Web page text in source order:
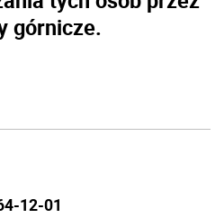
górnicze.
12-01